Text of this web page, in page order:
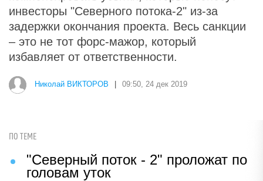
инвесторы "Северного потока-2" из-за
задержки окончания проекта. Весь санкции
– это не тот форс-мажор, который
избавляет от ответственности.
Николай ВИКТОРОВ 09:50, 24 дек 2019
ПО ТЕМЕ
"Северный поток - 2" проложат по
головам уток